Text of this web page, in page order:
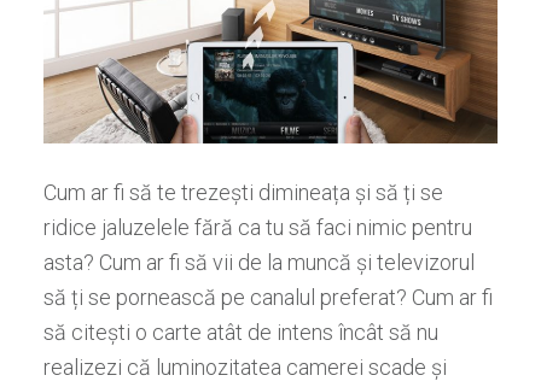
Cum ar fi să te trezești dimineața și să ți se
ridice jaluzelele fără ca tu să faci nimic pentru
asta? Cum ar fi să vii de la muncă și televizorul
să ți se pornească pe canalul preferat? Cum ar fi
să citești o carte atât de intens încât să nu
realizezi că luminozitatea camerei scade și